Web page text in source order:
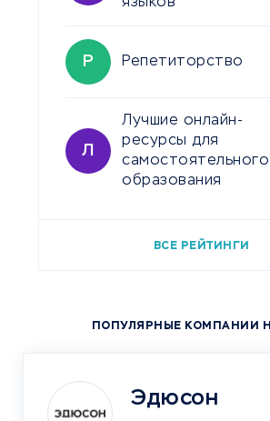
языков
Р Репетиторство
Л
Лучшие онлайн-
ресурсы для
самостоятельного
образования
ВСЕ РЕЙТИНГИ
ПОПУЛЯРНЫЕ КОМПАНИИ
Эдюсон